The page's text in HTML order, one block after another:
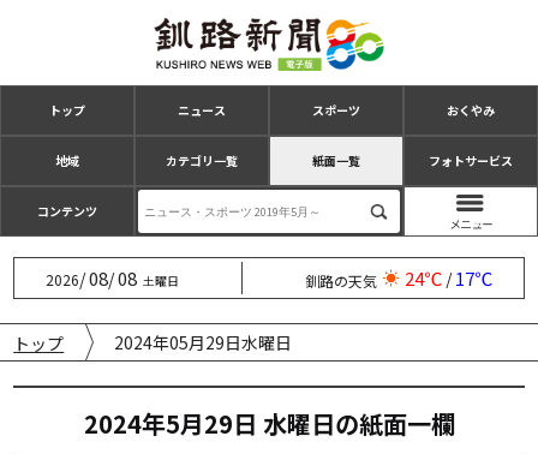
トップ ニュース スポーツ おくやみ
地域 カテゴリ一覧 紙面一覧 フォトサービス
コンテンツ
2026/08/08 土曜日 釧路の天気 24℃/17℃
トップ 2024年05月29日水曜日
2024年5月29日 水曜日の紙⾯⼀欄